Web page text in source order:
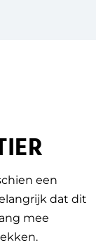
een
dat dit
mee